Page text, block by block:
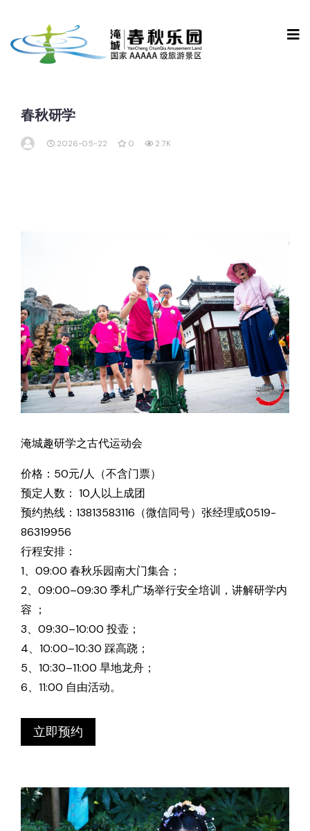
春秋研学
2026-05-22 0 2.7K
淹城趣研学之古代运动会
价格：50元/人（不含门票）
预定人数： 10人以上成团
预约热线：13813583116（微信同号）张经理或0519-
86319956
行程安排：
1、09:00 春秋乐园南大门集合；
2、09:00–09:30 季札广场举行安全培训，讲解研学内
容 ；
3、09:30–10:00 投壶；
4、10:00–10:30 踩高跷；
5、10:30–11:00 旱地龙舟；
6、11:00 自由活动。
立即预约